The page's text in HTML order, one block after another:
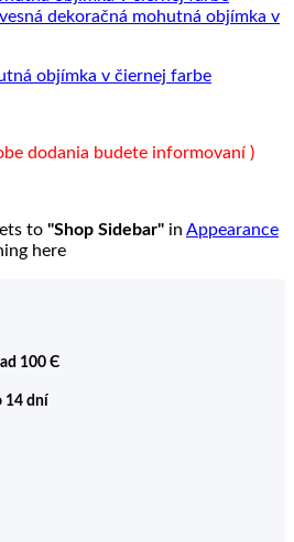
objímka v čiernej farbe
dodania budete informovaní )
to "Shop Sidebar" in Appearance
here
100 Є
14 dní